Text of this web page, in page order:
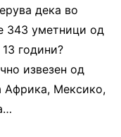
дека во
343 уметници од
години?
извезен од
Африка, Мексико,